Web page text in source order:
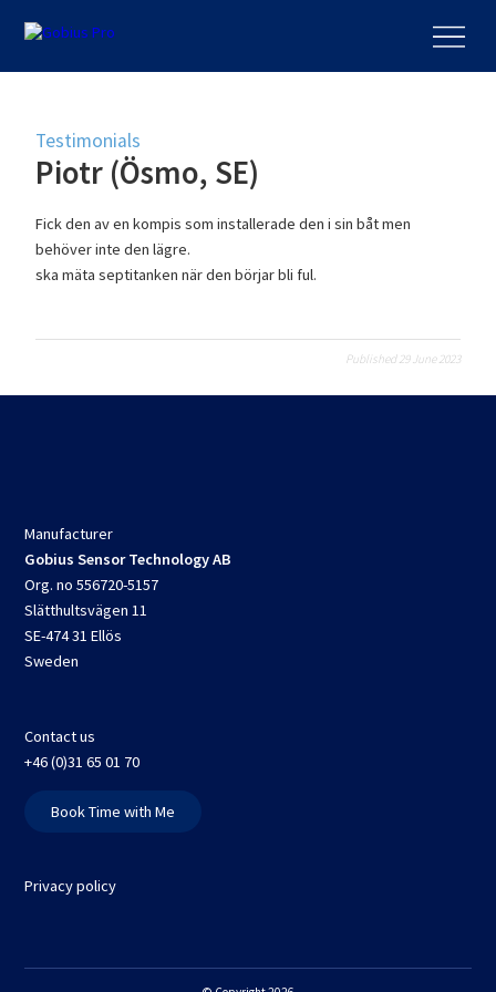
Testimonials
Piotr (Ösmo, SE)
Fick den av en kompis som installerade den i sin båt men
behöver inte den lägre.
ska mäta septitanken när den börjar bli ful.
Published 29 June 2023
Manufacturer
Gobius Sensor Technology AB
Org. no 556720-5157
Slätthultsvägen 11
SE-474 31 Ellös
Sweden
Contact us
+46 (0)31 65 01 70
Book Time with Me
Privacy policy